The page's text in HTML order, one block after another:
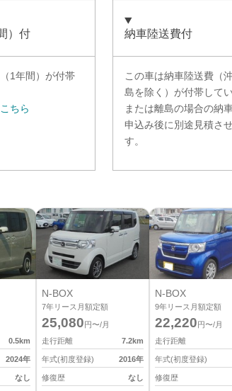
）付
1年間） が付帯
こちら
納車陸送費付
この車は納車陸送費（
島を除く）が付帯して
または離島の場合の納
申込み後に別途見積さ
す。
0.5km
2024年
なし
N-BOX
7年リース月額定額
25,080 円〜/月
走行距離
7.2km
年式(初度登録) 2016年
修復歴 なし
N-BOX
9年リース月額定額
22,220 円〜/月
走行距離
年式(初度登録)
修復歴